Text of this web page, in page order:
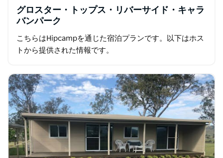
グロスター・トップス・リバーサイド・キャラ
バンパーク
こちらはHipcampを通じた宿泊プランです。以下はホス
トから提供された情報です。